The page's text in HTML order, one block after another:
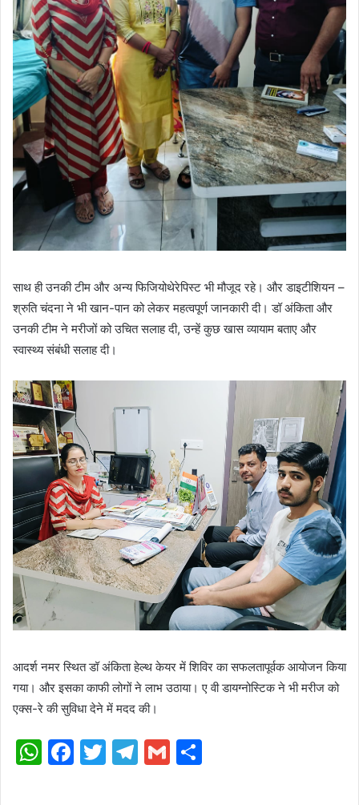
साथ ही उनकी टीम और अन्य फिजियोथेरेपिस्ट भी मौजूद रहे। और डाइटीशियन –
श्रुति चंदना ने भी खान-पान को लेकर महत्वपूर्ण जानकारी दी। डॉ अंकिता और
उनकी टीम ने मरीजों को उचित सलाह दी, उन्हें कुछ खास व्यायाम बताए और
स्वास्थ्य संबंधी सलाह दी।
आदर्श नमर स्थित डॉ अंकिता हेल्थ केयर में शिविर का सफलतापूर्वक आयोजन किया
गया। और इसका काफी लोगों ने लाभ उठाया। ए वी डायग्नोस्टिक ने भी मरीज को
एक्स-रे की सुविधा देने में मदद की।
WhatsApp
Facebook
Twitter
Telegram
Gmail